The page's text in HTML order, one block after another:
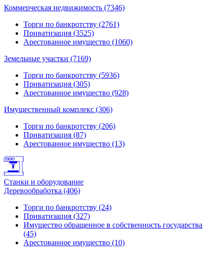
Коммерческая недвижимость (7346)
Торги по банкротству (2761)
Приватизация (3525)
Арестованное имущество (1060)
Земельные участки (7169)
Торги по банкротству (5936)
Приватизация (305)
Арестованное имущество (928)
Имущественный комплекс (306)
Торги по банкротству (206)
Приватизация (87)
Арестованное имущество (13)
Станки и оборудование
Деревообработка (406)
Торги по банкротству (24)
Приватизация (327)
Имущество обращенное в собственность государства
(45)
Арестованное имущество (10)